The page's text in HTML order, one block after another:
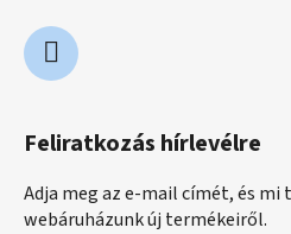
Feliratkozás hírlevélre
Adja meg az e-mail címét, és
webáruházunk új termékeiről.